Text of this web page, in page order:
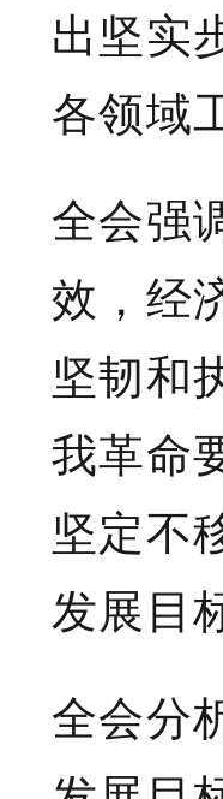
出坚实
各领域
全会强
效，经
坚韧和
我革命
坚定不
发展目
全会分